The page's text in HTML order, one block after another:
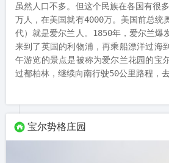
虽然人口不多。但这个民族在各国有很
万人，在美国就有4000万。美国前总统
代）就是爱尔兰人。1850年，爱尔兰爆
来到了英国的利物浦，再乘船漂洋过海
午游览的景点是被称为爱尔兰花园的宝
过都柏林，继续向南行驶50公里路程，
宝尔势格庄园